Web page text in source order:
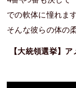
での軟体に憧れます
そんな彼らの体の
【大統領選挙】